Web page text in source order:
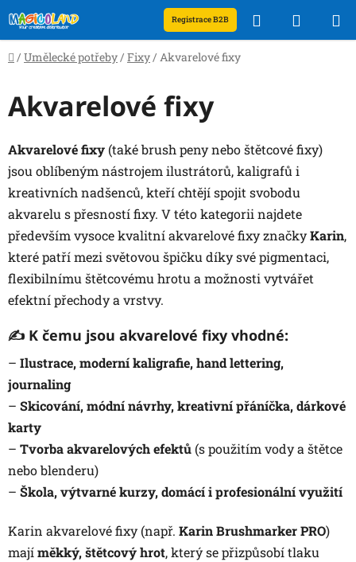
na
obsah
Registrace B2B Hledat
KOŠÍK
Domů
/ Umělecké potřeby / Fixy / Akvarelové fixy
Akvarelové fixy
Akvarelové fixy (také brush peny nebo štětcové fixy)
jsou oblíbeným nástrojem ilustrátorů, kaligrafů i
kreativních nadšenců, kteří chtějí spojit svobodu
akvarelu s přesností fixy. V této kategorii najdete
především vysoce kvalitní akvarelové fixy značkyKarin,
které patří mezi světovou špičku díky své pigmentaci,
flexibilnímu štětcovému hrotu a možnosti vytvářet
efektní přechody a vrstvy.
✍️ K čemu jsou akvarelové fixy vhodné:
– Ilustrace, moderní kaligrafie, hand lettering,
journaling
– Skicování, módní návrhy, kreativní přáníčka, dárkové
karty
– Tvorba akvarelových efektů (s použitím vody a štětce
nebo blenderu)
– Škola, výtvarné kurzy, domácí i profesionální využití
Karin akvarelové fixy (např. Karin Brushmarker PRO)
majíměkký, štětcový hrot, který se přizpůsobí tlaku